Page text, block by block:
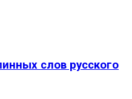
слов русского